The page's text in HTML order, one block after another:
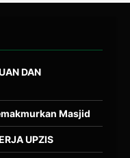
DAN
Masjid
UPZIS